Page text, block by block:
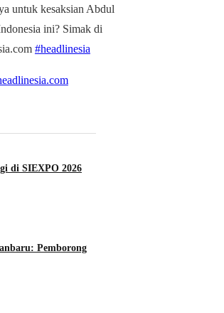
untuk kesaksian Abdul
ini? Simak di
#headlinesia
di SIEXPO 2026
Pemborong